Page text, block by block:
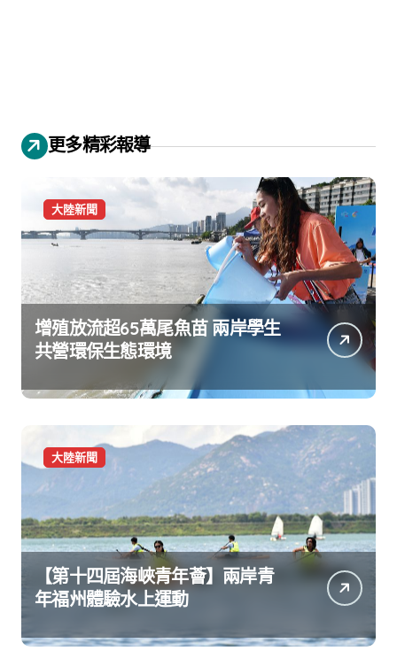
更多精彩報導
大陸新聞
增殖放流超65萬尾魚苗 兩岸學生
共營環保生態環境
大陸新聞
【第十四屆海峽青年薈】兩岸青
年福州體驗水上運動